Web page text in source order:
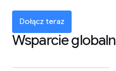
Dołącz teraz
Wsparcie